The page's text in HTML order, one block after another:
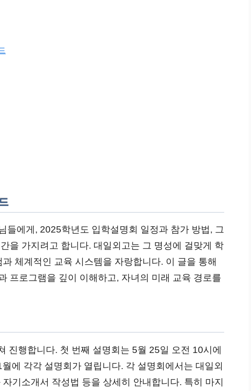
들에게, 2025학년도 입학설명회 일정과 참가 방법, 그
을 가지려고 합니다. 대일외고는 그 명성에 걸맞게 학
체계적인 교육 시스템을 자랑합니다. 이 글을 통해
프로그램을 깊이 이해하고, 자녀의 미래 교육 경로를
진행합니다. 첫 번째 설명회는 5월 25일 오전 10시에
에 각각 설명회가 열립니다. 각 설명회에서는 대일외
기소개서 작성법 등을 상세히 안내합니다. 특히 마지